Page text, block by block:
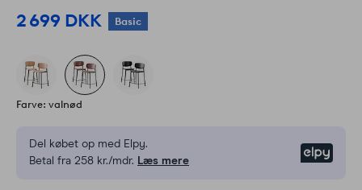
2 699 DKK Basic
Farve: valnød
Del købet op med Elpy.
Betal fra 258 kr./mdr. Læs mere